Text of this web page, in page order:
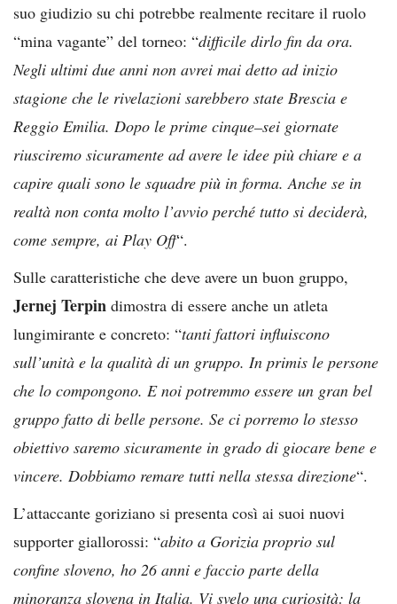
suo giudizio su chi potrebbe realmente recitare il ruolo
“mina vagante” del torneo: “difficile dirlo fin da ora.
Negli ultimi due anni non avrei mai detto ad inizio
stagione che le rivelazioni sarebbero state Brescia e
Reggio Emilia. Dopo le prime cinque–sei giornate
riusciremo sicuramente ad avere le idee più chiare e a
capire quali sono le squadre più in forma. Anche se in
realtà non conta molto l’avvio perché tutto si deciderà,
come sempre, ai Play Off“.
Sulle caratteristiche che deve avere un buon gruppo,
Jernej Terpin dimostra di essere anche un atleta
lungimirante e concreto: “tanti fattori influiscono
sull’unità e la qualità di un gruppo. In primis le persone
che lo compongono. E noi potremmo essere un gran bel
gruppo fatto di belle persone. Se ci porremo lo stesso
obiettivo saremo sicuramente in grado di giocare bene e
vincere. Dobbiamo remare tutti nella stessa direzione“.
L’attaccante goriziano si presenta così ai suoi nuovi
supporter giallorossi: “abito a Gorizia proprio sul
confine sloveno, ho 26 anni e faccio parte della
minoranza slovena in Italia. Vi svelo una curiosità: la